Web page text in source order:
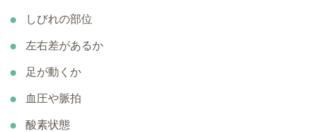
しびれの部位
左右差があるか
足が動くか
血圧や脈拍
酸素状態